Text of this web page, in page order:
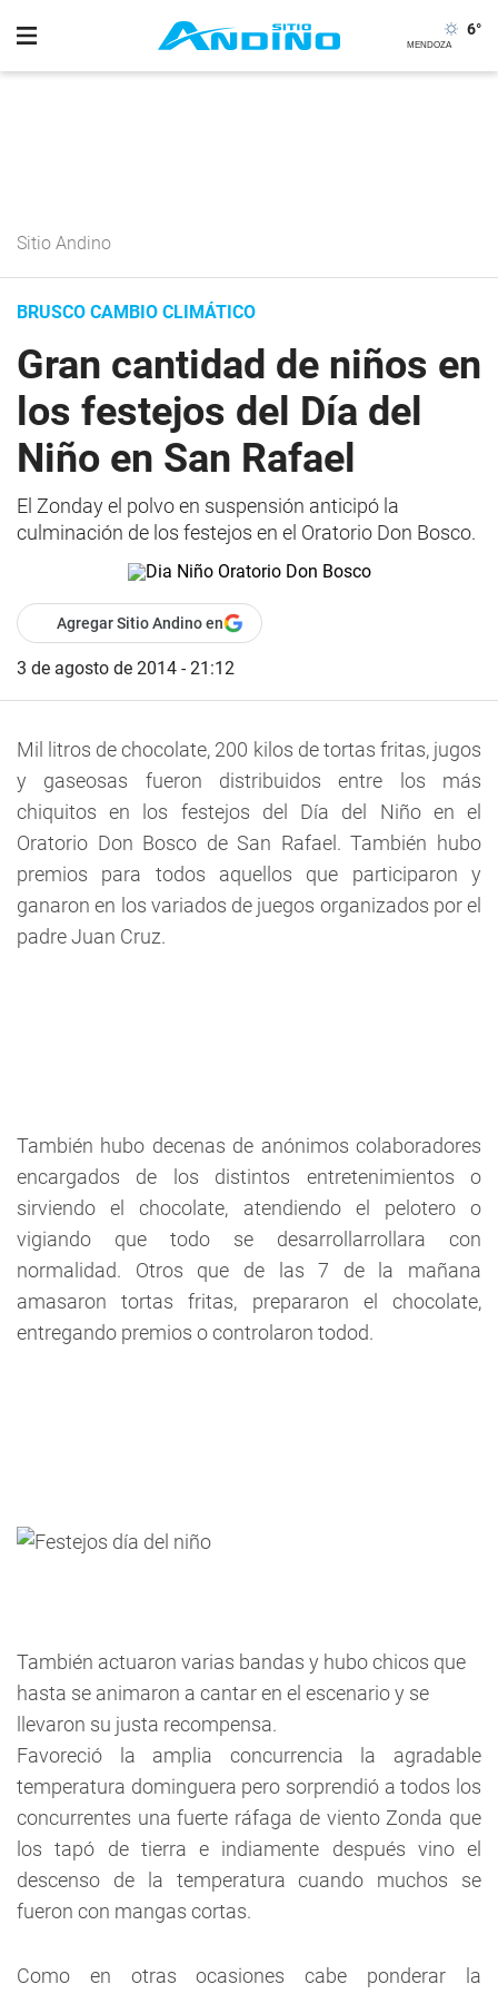
6°
Sitio Andino
BRUSCO CAMBIO CLIMÁTICO
Gran cantidad de niños en
los festejos del Día del
Niño en San Rafael
El Zonday el polvo en suspensión anticipó la
culminación de los festejos en el Oratorio Don Bosco.
Agregar Sitio Andino en
3 de agosto de 2014 - 21:12
Mil litros de chocolate, 200 kilos de tortas fritas, jugos
y gaseosas fueron distribuidos entre los más
chiquitos en los festejos del Día del Niño en el
Oratorio Don Bosco de San Rafael. También hubo
premios para todos aquellos que participaron y
ganaron en los variados de juegos organizados por el
padre Juan Cruz.
También hubo decenas de anónimos colaboradores
encargados de los distintos entretenimientos o
sirviendo el chocolate, atendiendo el pelotero o
vigiando que todo se desarrollarrollara con
normalidad. Otros que de las 7 de la mañana
amasaron tortas fritas, prepararon el chocolate,
entregando premios o controlaron todod.
También actuaron varias bandas y hubo chicos que
hasta se animaron a cantar en el escenario y se
llevaron su justa recompensa.
Favoreció la amplia concurrencia la agradable
temperatura dominguera pero sorprendió a todos los
concurrentes una fuerte ráfaga de viento Zonda que
los tapó de tierra e indiamente después vino el
descenso de la temperatura cuando muchos se
fueron con mangas cortas.
Como en otras ocasiones cabe ponderar la